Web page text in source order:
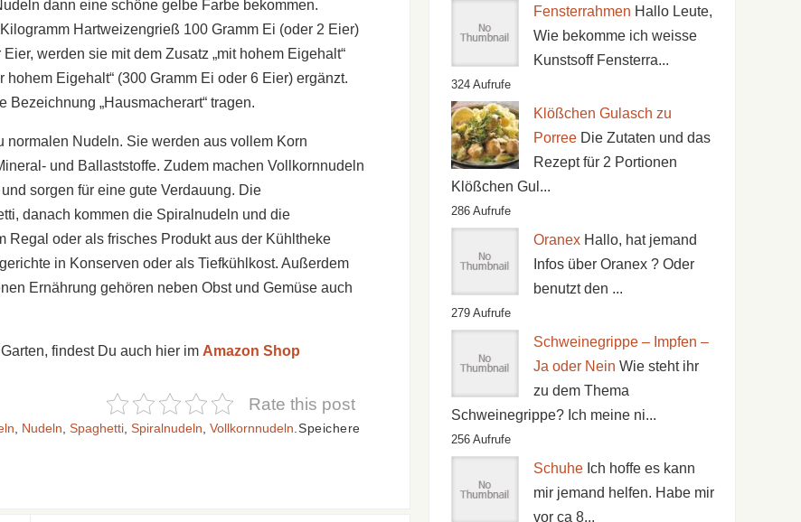
dann eine schöne gelbe Farbe bekommen.
Hartweizengrieß 100 Gramm Ei (oder 2 Eier)
werden sie mit dem Zusatz „mit hohem Eigehalt“
Eigehalt“ (300 Gramm Ei oder 6 Eier) ergänzt.
„Hausmacherart“ tragen.
Nudeln. Sie werden aus vollem Korn
und Ballaststoffe. Zudem machen Vollkornnudeln
sorgen für eine gute Verdauung. Die
danach kommen die Spiralnudeln und die
Regal oder als frisches Produkt aus der Kühltheke
in Konserven oder als Tiefkühlkost. Außerdem
Ernährung gehören neben Obst und Gemüse auch
findest Du auch hier im Amazon Shop
Rate this post
Nudeln Spaghetti Spiralnudeln Vollkornnudeln Speichere
Fensterrahmen Hallo Leute,
Wie bekomme ich weisse
Kunstsoff Fensterra...
324 Aufrufe
Klößchen Gulasch zu
Porree Die Zutaten und das
Rezept für 2 Portionen
Klößchen Gul...
286 Aufrufe
Oranex Hallo, hat jemand
Infos über Oranex ? Oder
benutzt den ...
279 Aufrufe
Schweinegrippe – Impfen –
Ja oder Nein Wie steht ihr
zu dem Thema
Schweinegrippe? Ich meine ni...
256 Aufrufe
Schuhe Ich hoffe es kann
mir jemand helfen. Habe mir
vor ca 8...